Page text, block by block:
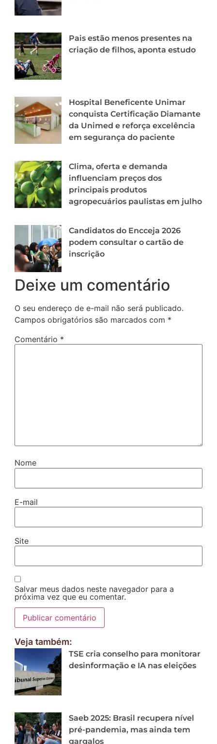
Pais estão menos presentes na
criação de filhos, aponta estudo
Hospital Beneficente Unimar
conquista Certificação Diamante
da Unimed e reforça excelência
em segurança do paciente
Clima, oferta e demanda
influenciam preços dos
principais produtos
agropecuários paulistas em julho
Candidatos do Encceja 2026
podem consultar o cartão de
inscrição
Deixe um comentário
O seu endereço de e-mail não será publicado.
Campos obrigatórios são marcados com *
Comentário *
Nome
E-mail
Site
Salvar meus dados neste navegador para a
próxima vez que eu comentar.
Veja também:
TSE cria conselho para monitorar
desinformação e IA nas eleições
Saeb 2025: Brasil recupera nível
pré-pandemia, mas ainda tem
gargalos